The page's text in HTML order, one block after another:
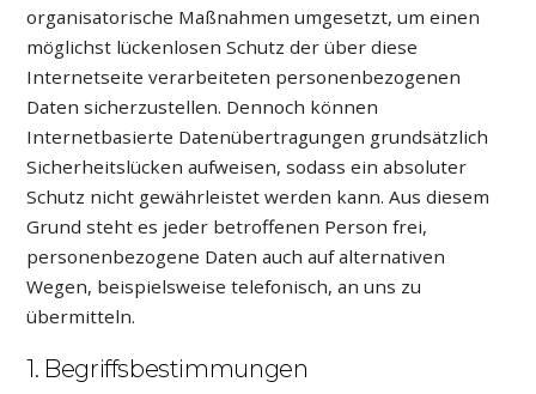
organisatorische Maßnahmen umgesetzt, um einen
möglichst lückenlosen Schutz der über diese
Internetseite verarbeiteten personenbezogenen
Daten sicherzustellen. Dennoch können
Internetbasierte Datenübertragungen grundsätzlich
Sicherheitslücken aufweisen, sodass ein absoluter
Schutz nicht gewährleistet werden kann. Aus diesem
Grund steht es jeder betroffenen Person frei,
personenbezogene Daten auch auf alternativen
Wegen, beispielsweise telefonisch, an uns zu
übermitteln.
1. Begriffsbestimmungen